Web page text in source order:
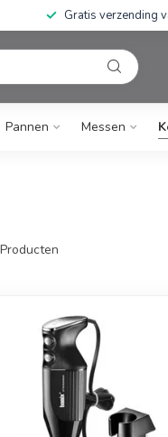
Gratis verzending
Pannen Messen
Producten